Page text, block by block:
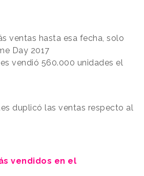
ventas hasta esa fecha, solo
Day 2017
vendió 560.000 unidades el
duplicó las ventas respecto al
vendidos en el